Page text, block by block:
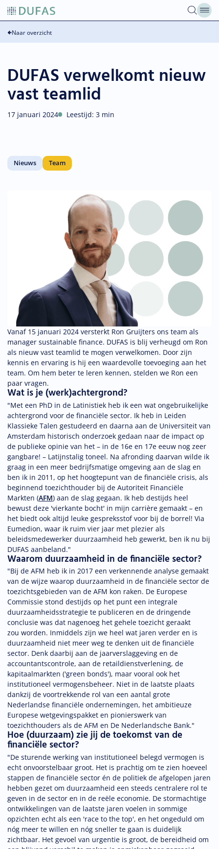
Overslaan
naar
inhoudNaar overzicht
DUFAS verwelkomt nieuw
vast teamlid
17 januari 2024 Leestijd: 3 min
Nieuws Team
Vanaf 15 januari 2024 versterkt Ron Gruijters ons team als
manager sustainable finance. DUFAS is blij verheugd om Ron
als nieuw vast teamlid te mogen verwelkomen. Door zijn
kennis en ervaring is hij een waardevolle toevoeging aan het
team. Om hem beter te leren kennen, stelden we Ron een
paar vragen.
Wat is je (werk)achtergrond?
"Met een PhD in de Latinistiek heb ik een wat ongebruikelijke
achtergrond voor de financiële sector. Ik heb in Leiden
Klassieke Talen gestudeerd en daarna aan de Universiteit van
Amsterdam historisch onderzoek gedaan naar de impact op
de publieke opinie van het – in de 16e en 17e eeuw nog zeer
gangbare! – Latijnstalig toneel. Na afronding daarvan wilde ik
graag in een meer bedrijfsmatige omgeving aan de slag en
ben ik in 2011, op het hoogtepunt van de financiële crisis, als
beginnend toezichthouder bij de Autoriteit Financiële
Markten (AFM) aan de slag gegaan. Ik heb destijds heel
bewust deze 'vierkante bocht' in mijn carrière gemaakt – en
het biedt ook altijd leuke gespreksstof voor bij de borrel! Via
Eumedion, waar ik ruim vier jaar met plezier als
beleidsmedewerker duurzaamheid heb gewerkt, ben ik nu bij
DUFAS aanbeland."
Waarom duurzaamheid in de financiële sector?
"Bij de AFM heb ik in 2017 een verkennende analyse gemaakt
van de wijze waarop duurzaamheid in de financiële sector de
toezichtsgebieden van de AFM kon raken. De Europese
Commissie stond destijds op het punt een integrale
duurzaamheidsstrategie te publiceren en de dringende
conclusie was dat nagenoeg het gehele toezicht geraakt
zou worden. Inmiddels zijn we heel wat jaren verder en is
duurzaamheid niet meer weg te denken uit de financiële
sector. Denk daarbij aan de jaarverslaggeving en de
accountantscontrole, aan de retaildienstverlening, de
kapitaalmarkten ('green bonds'), maar vooral ook het
institutioneel vermogensbeheer. Niet in de laatste plaats
dankzij de voortrekkende rol van een aantal grote
Nederlandse financiële ondernemingen, het ambitieuze
Europese wetgevingspakket en pionierswerk van
toezichthouders als de AFM en De Nederlandsche Bank."
Hoe (duurzaam) zie jij de toekomst van de
financiële sector?
"De sturende werking van institutioneel belegd vermogen is
echt onvoorstelbaar groot. Het is prachtig om te zien hoeveel
stappen de financiële sector én de politiek de afgelopen jaren
hebben gezet om duurzaamheid een steeds centralere rol te
geven in de sector en in de reële economie. De stormachtige
ontwikkelingen van de laatste jaren voelen in sommige
opzichten echt als een 'race to the top', en het ongeduld om
nóg meer te willen en nóg sneller te gaan is duidelijk
zichtbaar. Het gevoel van urgentie is groot, de bereidheid om